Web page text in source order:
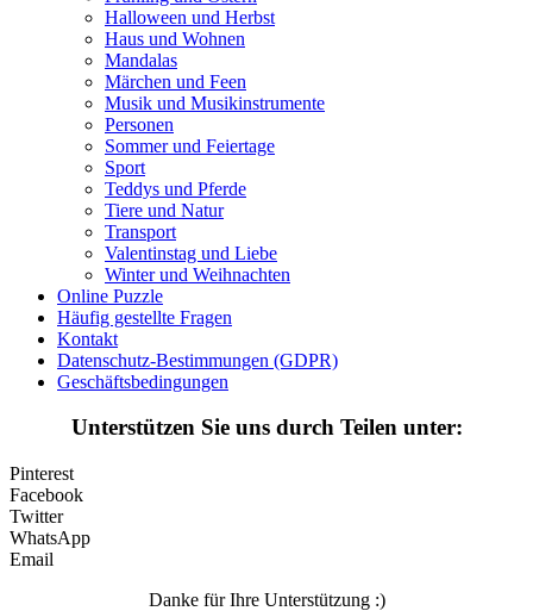
Halloween und Herbst
Haus und Wohnen
Märchen und Feen
Musik und Musikinstrumente
Sommer und Feiertage
Teddys und Pferde
Tiere und Natur
Winter und Weihnachten
Nezaradené
Unkategorisiert
Halloween und Herbst
Haus und Wohnen
Mandalas
Märchen und Feen
Musik und Musikinstrumente
Personen
Sommer und Feiertage
Sport
Teddys und Pferde
Tiere und Natur
Transport
Valentinstag und Liebe
Winter und Weihnachten
Online Puzzle
Häufig gestellte Fragen
Kontakt
Datenschutz-Bestimmungen (GDPR)
Geschäftsbedingungen
Unterstützen Sie uns durch Teilen unter:
Pinterest
Facebook
Twitter
WhatsApp
Email
Danke für Ihre Unterstützung :)